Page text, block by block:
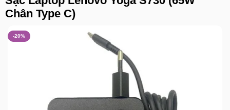
Chân Type C)
-20%